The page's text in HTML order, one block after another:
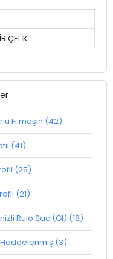
ÇELİK
Filmaşin (42)
(41)
(25)
(21)
Rulo Sac (GI) (18)
Haddelenmiş (3)